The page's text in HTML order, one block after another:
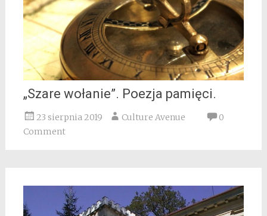
„Szare wołanie”. Poezja pamięci.
23 sierpnia 2019 Culture Avenue
0
Comment